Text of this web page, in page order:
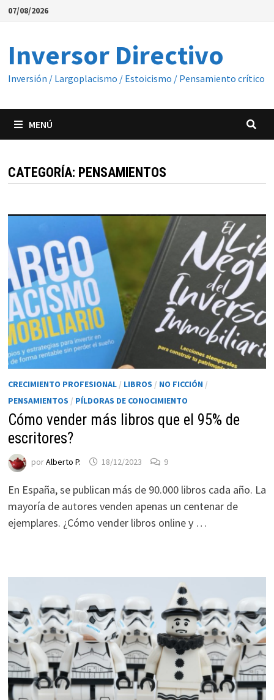
Saltar
07/08/2026
Inversor Directivo
Inversión / Largoplacismo / Estoicismo / Pensamiento crítico
MENÚ
CATEGORÍA: PENSAMIENTOS
CRECIMIENTO PROFESIONAL/ LIBROS / NO FICCIÓN /
PENSAMIENTOS / PÍLDORAS DE CONOCIMIENTO
Cómo vender más libros que el 95% de
escritores?
porAlberto P. 18/12/2023 9
En España, se publican más de 90.000 libros cada año. La
mayoría de autores venden apenas un centenar de
ejemplares. ¿Cómo vender libros online y …
Necesarias
Estas
cookies no
opcionales.
Son
necesarias
Estadísticas
Para que
podamos
mejorar la
funcionalidad
y estructura
de la web, en